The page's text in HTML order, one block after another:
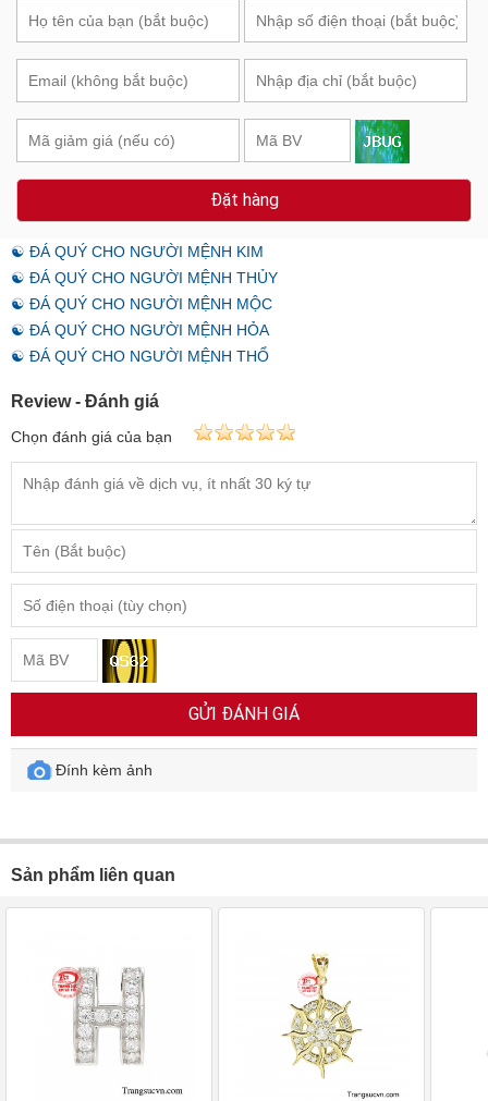
Đặt hàng
☯ ĐÁ QUÝ CHO NGƯỜI MỆNH KIM
☯ ĐÁ QUÝ CHO NGƯỜI MỆNH THỦY
☯ ĐÁ QUÝ CHO NGƯỜI MỆNH MỘC
☯ ĐÁ QUÝ CHO NGƯỜI MỆNH HỎA
☯ ĐÁ QUÝ CHO NGƯỜI MỆNH THỔ
Review - Đánh giá
Chọn đánh giá của bạn
GỬI ĐÁNH GIÁ
Đính kèm ảnh
Sản phẩm liên quan